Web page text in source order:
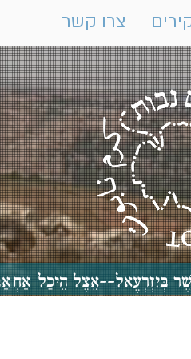
צרו קשר
אֲשֶׁר בְּיִזְרְעֶאל--אֵצֶל